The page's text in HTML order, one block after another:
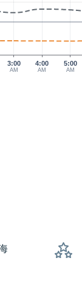
3:00
AM
4:00
AM
5:00
AM